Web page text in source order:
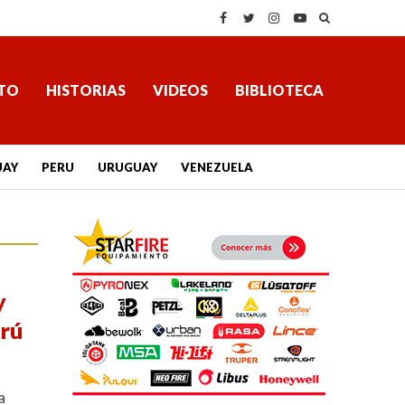
HISTORIAS VIDEOS BIBLIOTECA
PERU URUGUAY VENEZUELA